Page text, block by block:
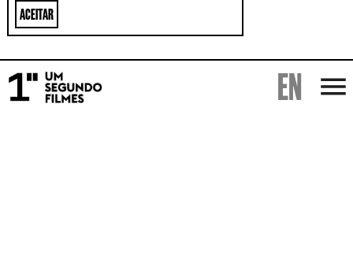
EN
ACEITAR